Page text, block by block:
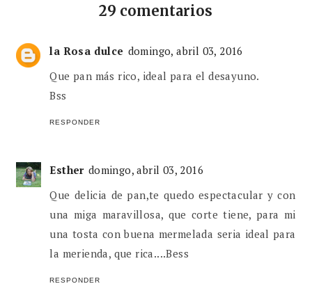
29 comentarios
la Rosa dulce domingo, abril 03, 2016
Que pan más rico, ideal para el desayuno.
Bss
RESPONDER
Esther domingo, abril 03, 2016
Que delicia de pan,te quedo espectacular y con
una miga maravillosa, que corte tiene, para mi
una tosta con buena mermelada seria ideal para
la merienda, que rica....Bess
RESPONDER